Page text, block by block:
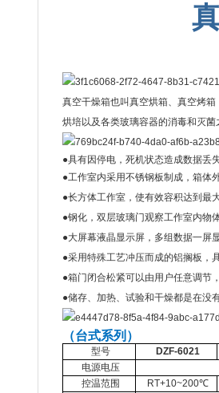
真空干燥箱也叫真空烘箱、真空烤
烘培以及各类玻璃容器的消毒和灭
●具有因停电，死机状态造成数据丢
●工作室内采用不锈钢板制成，箱体
●长方体工作室，使有效容积达到最
●钢化，双层玻璃门观察工作室内物
●大屏幕液晶显示屏，多组数据一屏
●采用特殊工艺冲压而成的铝搁板，
●箱门闭合松紧可以由用户任意调节
●储存、加热、试验和干燥都是在没
（台式系列）
型号
DZF-6021
电源电压
控温范围
RT+10~200℃